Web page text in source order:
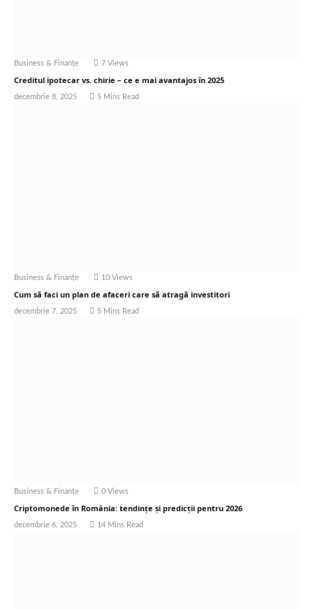
Business & Finanțe 7 Views
Creditul ipotecar vs. chirie – ce e mai avantajos în 2025
decembrie 8, 2025 5 Mins Read
Business & Finanțe 10 Views
Cum să faci un plan de afaceri care să atragă investitori
decembrie 7, 2025 5 Mins Read
Business & Finanțe 0 Views
Criptomonede în România: tendințe și predicții pentru 2026
decembrie 6, 2025 14 Mins Read